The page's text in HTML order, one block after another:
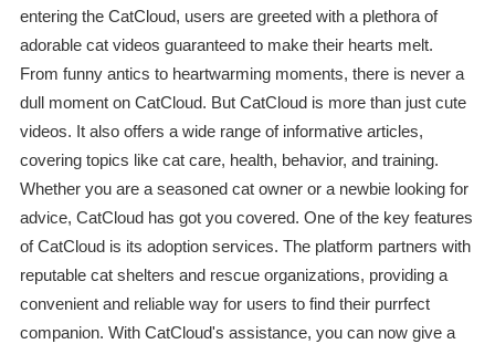
entering the CatCloud, users are greeted with a plethora of
adorable cat videos guaranteed to make their hearts melt.
From funny antics to heartwarming moments, there is never a
dull moment on CatCloud. But CatCloud is more than just cute
videos. It also offers a wide range of informative articles,
covering topics like cat care, health, behavior, and training.
Whether you are a seasoned cat owner or a newbie looking for
advice, CatCloud has got you covered. One of the key features
of CatCloud is its adoption services. The platform partners with
reputable cat shelters and rescue organizations, providing a
convenient and reliable way for users to find their purrfect
companion. With CatCloud's assistance, you can now give a